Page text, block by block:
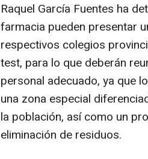
Raquel García Fuentes ha
farmacia pueden presentar
respectivos colegios
test, para lo que deberán
personal adecuado, ya que
una zona especial
la población, así como un
eliminación de residuos.